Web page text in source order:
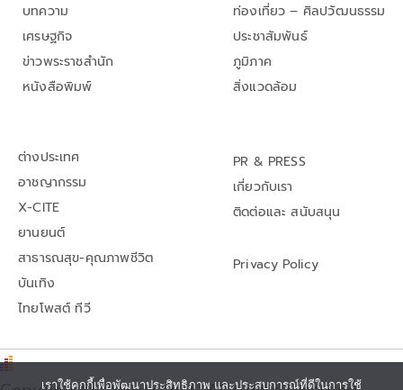
บทความ
เศรษฐกิจ
ข่าวพระราชสำนัก
หนังสือพิมพ์
ท่องเที่ยว – ศิลปวัฒนธรรม
ประชาสัมพันธ์
ภูมิภาค
สิ่งแวดล้อม
ต่างประเทศ
อาชญากรรม
X-CITE
ยานยนต์
สาธารณสุข-คุณภาพชีวิต
บันเทิง
ไทยโพสต์ ทีวี
PR & PRESS
เกี่ยวกับเรา
ติดต่อและ สนับสนุน
Privacy Policy
เราใช้คุกกี้เพื่อพัฒนาประสิทธิภาพ และประสบการณ์ที่ดีในการใช้